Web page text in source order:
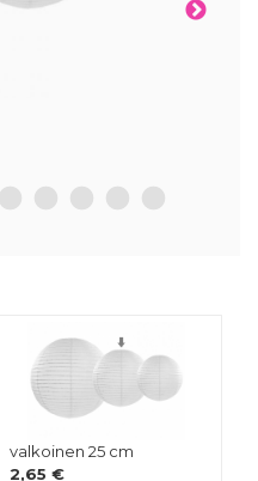
6 7 8 9 10
valkoinen 25 cm
2,65 €